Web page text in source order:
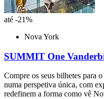
até -21%
Nova York
SUMMIT One
Compre os seus bilhetes para
numa perspetiva única, com
redefinem a forma como vê